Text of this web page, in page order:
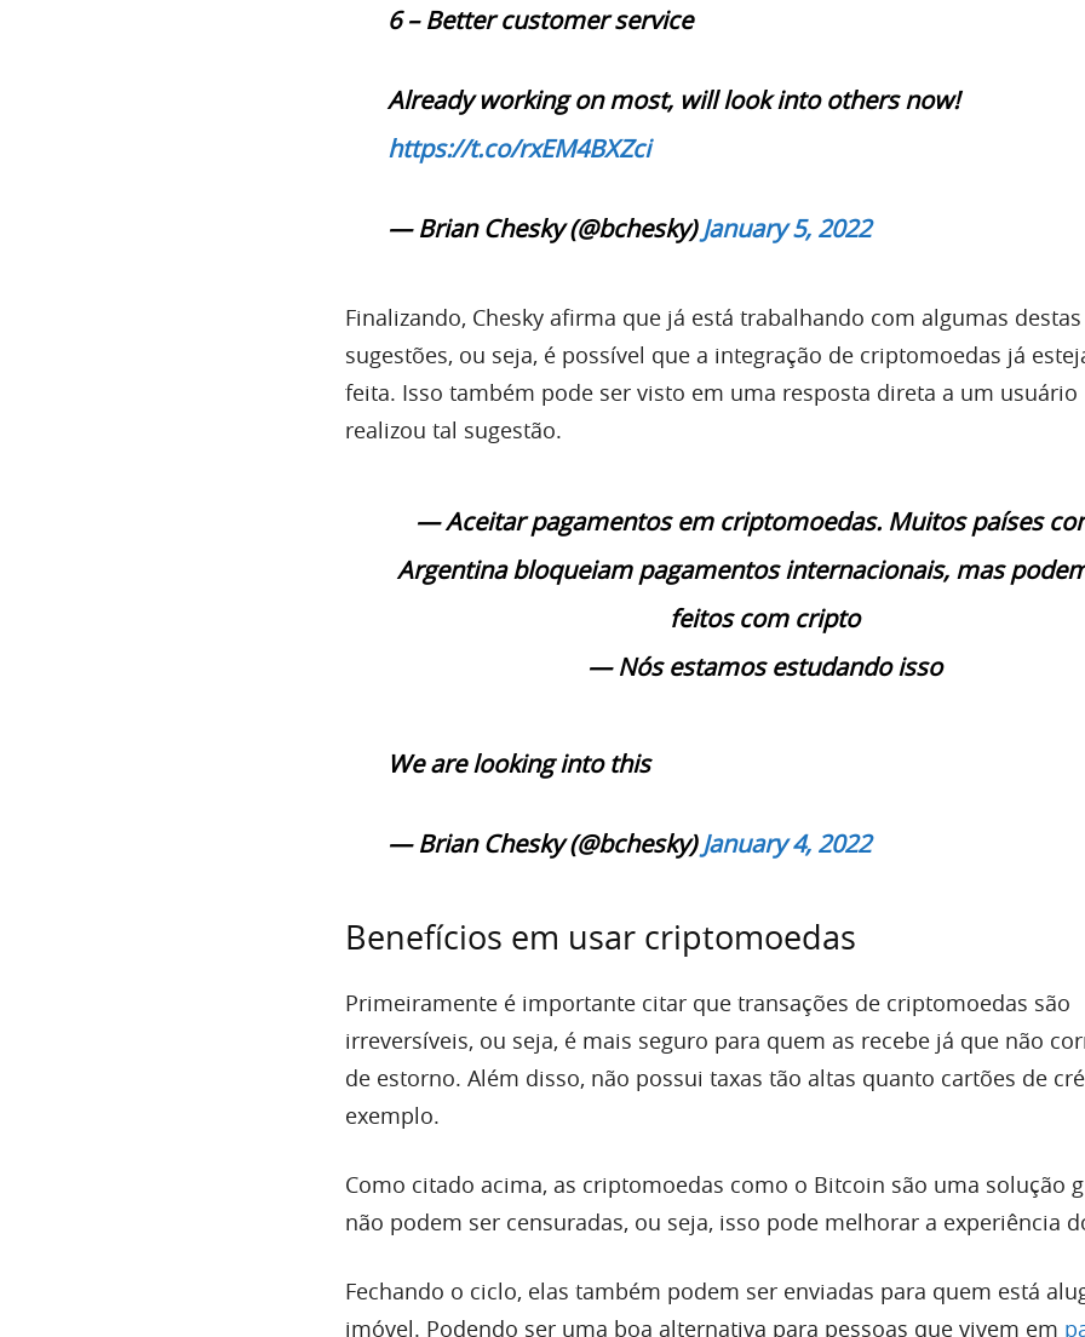
6 – Better customer service
Already working on most, will look into others now!
https://t.co/rxEM4BXZci
— Brian Chesky (@bchesky)January 5, 2022
Finalizando, Chesky afirma que já está trabalhando com algumas destas
sugestões, ou seja, é possível que a integração de criptomoedas já
feita. Isso também pode ser visto em uma resposta direta a um usuário
realizou tal sugestão.
— Aceitar pagamentos em criptomoedas. Muitos países
Argentina bloqueiam pagamentos internacionais, mas
feitos com cripto
— Nós estamos estudando isso
We are looking into this
— Brian Chesky (@bchesky)January 4, 2022
Benefícios em usar criptomoedas
Primeiramente é importante citar que transações de criptomoedas são
irreversíveis, ou seja, é mais seguro para quem as recebe já que não
de estorno. Além disso, não possui taxas tão altas quanto cartões de
exemplo.
Como citado acima, as criptomoedas como o Bitcoin são uma solução
não podem ser censuradas, ou seja, isso pode melhorar a experiência
Fechando o ciclo, elas também podem ser enviadas para quem está
imóvel. Podendo ser uma boa alternativa para pessoas que vivem em